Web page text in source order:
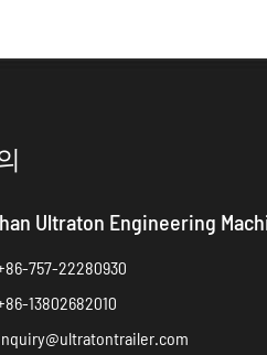
Ultraton Engineering
757-22280930
13802682010